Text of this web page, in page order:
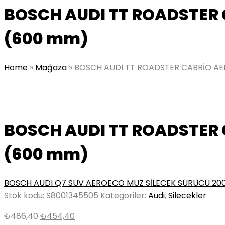
BOSCH AUDI TT
(600 mm)
Home » Mağaza » BOSCH AUDI TT ROADSTER CABRİO
BOSCH AUDI TT
(600 mm)
BOSCH AUDI Q7 SUV AEROECO MUZ SİLECEK SÜRÜCÜ
Stok kodu: S8001345505 Kategoriler: Audi,Silecekler
₺486,40Orijinal
₺454,40